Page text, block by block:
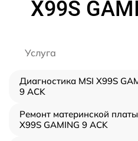
X99S
Услуга
Диагностика MSI X99S
9 ACK
Ремонт материнской
X99S GAMING 9 ACK